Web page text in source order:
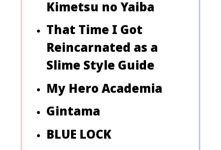
Kimetsu no Yaiba
That Time I Got
Reincarnated as a
Slime Style Guide
My Hero Academia
Gintama
BLUE LOCK